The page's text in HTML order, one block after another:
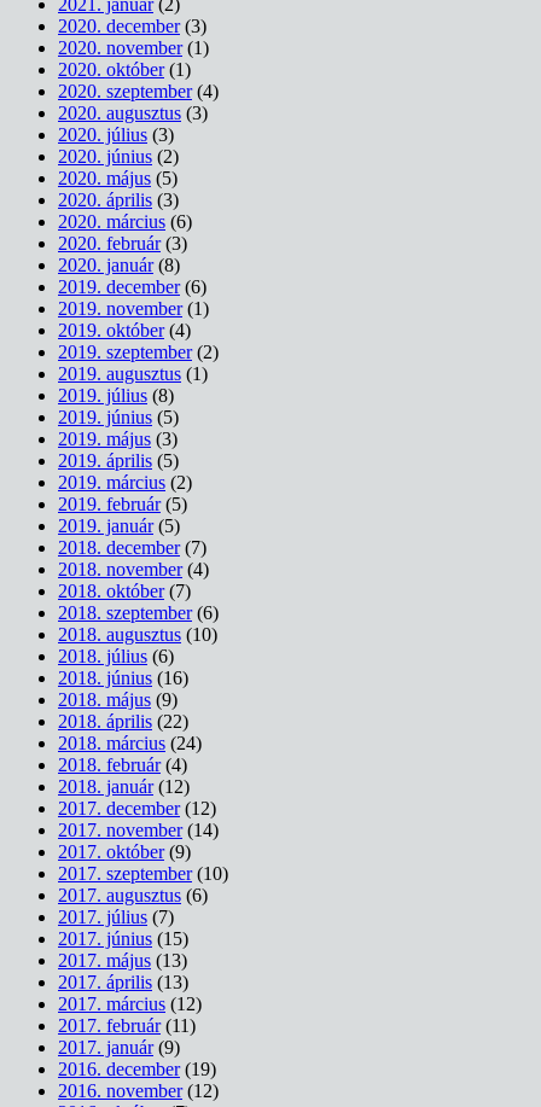
2021. január(2)
2020. december(3)
2020. november(1)
2020. október(1)
2020. szeptember(4)
2020. augusztus (3)
2020. július (3)
2020. június (2)
2020. május (5)
2020. április (3)
2020. március (6)
2020. február(3)
2020. január(8)
2019. december(6)
2019. november(1)
2019. október(4)
2019. szeptember(2)
2019. augusztus (1)
2019. július (8)
2019. június (5)
2019. május (3)
2019. április (5)
2019. március (2)
2019. február(5)
2019. január(5)
2018. december(7)
2018. november(4)
2018. október(7)
2018. szeptember(6)
2018. augusztus (10)
2018. július (6)
2018. június (16)
2018. május (9)
2018. április (22)
2018. március (24)
2018. február(4)
2018. január(12)
2017. december(12)
2017. november(14)
2017. október(9)
2017. szeptember(10)
2017. augusztus (6)
2017. július (7)
2017. június (15)
2017. május (13)
2017. április (13)
2017. március (12)
2017. február(11)
2017. január(9)
2016. december(19)
2016. november(12)